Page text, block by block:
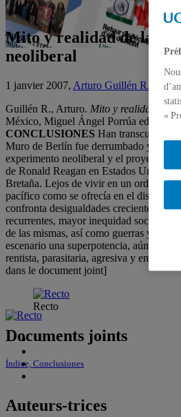
Mito y realidad de la
neoliberal
1 janvier 2007, Arturo Guillén R.
Guillén R., Arturo. Mito y realidad de
México, Miguel Ángel Porrúa editores-
CONCLUSIONES Han transcurrido
Muro de Berlín fue derrumbado y más
experimento neoliberal y el proyecto
de Ronald Reagan en Estados Unidos
Bretaña. Lejos de vivir en un orden
pacífico como se ofrecía en el discurso
confronta desigualdades crecientes en
recurrentes, mayor inequidad social
de las mismas, así como guerras y
escenario una superpotencia, aún
rentista, parasitaria, agresiva y en
dans le document joint]
Recto
Documents joints
Índice, Conclusiones
Auteurs-trices
«